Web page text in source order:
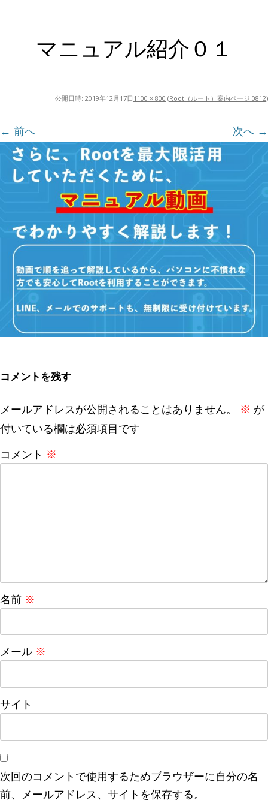
マニュアル紹介０１
公開日時: 2019年12月17日 1100 × 800 (Root（ルート）案内ページ.0812)
← 前へ 次へ →
コメントを残す
メールアドレスが公開されることはありません。 ※ が
付いている欄は必須項目です
コメント ※
名前 ※
メール ※
サイト
次回のコメントで使用するためブラウザーに自分の名
前、メールアドレス、サイトを保存する。